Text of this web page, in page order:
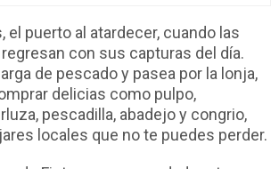
el puerto al atardecer, cuando las
con sus capturas del día.
de pescado y pasea por la lonja,
delicias como pulpo,
pescadilla, abadejo y congrio,
locales que no te puedes perder.